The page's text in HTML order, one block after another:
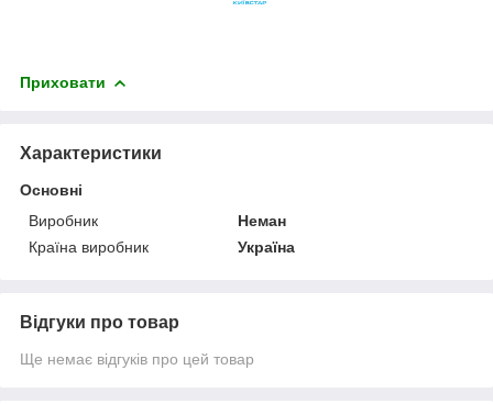
Приховати
Характеристики
Основні
Виробник
Неман
Країна виробник
Україна
Відгуки про товар
Ще немає відгуків про цей товар